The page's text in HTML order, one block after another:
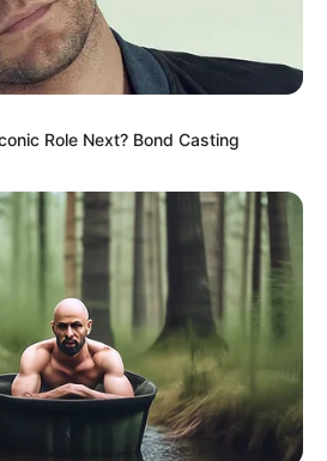
Role Next? Bond Casting